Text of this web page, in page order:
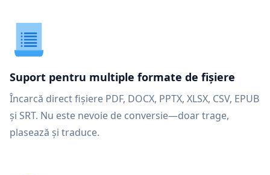
Suport pentru multiple formate de fișiere
Încarcă direct fișiere PDF, DOCX, PPTX, XLSX, CSV, EPUB
și SRT. Nu este nevoie de conversie—doar trage,
plasează și traduce.